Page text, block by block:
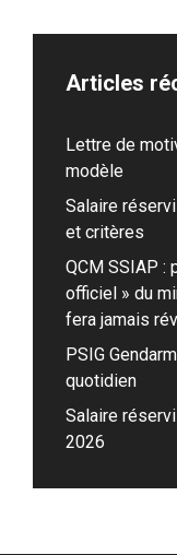
Articles
Lettre de
modèle
Salaire
et critères
QCM SSIAP :
officiel » du
fera jamais
PSIG
quotidien
Salaire
2026